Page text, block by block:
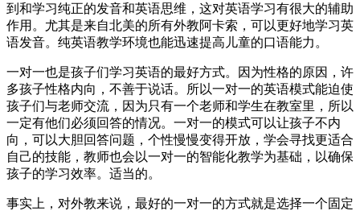
到和学习纯正的发音和英语思维，这对英语学习有很大的辅助
作用。尤其是来自北美的所有外教阿卡索，可以更好地学习英
语发音。纯英语教学环境也能迅速提高儿童的口语能力。
一对一也是孩子们学习英语的最好方式。因为性格的原因，许
多孩子性格内向，不善于说话。所以一对一的英语模式能迫使
孩子们与老师交流，因为只有一个老师和学生在教室里，所以
一定有他们必须回答的情况。一对一的模式可以让孩子不内
向，可以大胆回答问题，个性慢慢变得开放，学会寻找更适合
自己的技能，教师也会以一对一的智能化教学为基础，以确保
孩子的学习效率。适当的。
事实上，对外教来说，最好的一对一的方式就是选择一个固定